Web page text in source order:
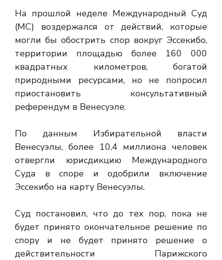
На прошлой неделе Международный Суд
(МС) воздержался от действий, которые
могли бы обострить спор вокруг Эссекибо,
территории площадью более 160 000
квадратных километров, богатой
природными ресурсами, но не попросил
приостановить консультативный
референдум в Венесуэле.
По данным Избирательной власти
Венесуэлы, более 10,4 миллиона человек
отвергли юрисдикцию Международного
Суда в споре и одобрили включение
Эссекибо на карту Венесуэлы.
Суд постановил, что до тех пор, пока не
будет принято окончательное решение по
спору и не будет принято решение о
действительности Парижского